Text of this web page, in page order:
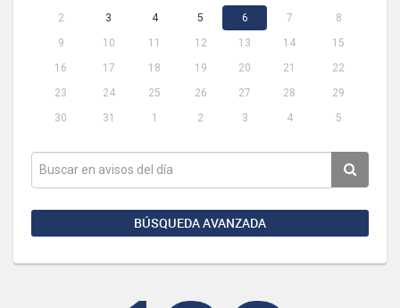
2
3 4 5 6 7
8
9
10 11 12 13 14
15
16
17 18 19 20 21
22
23
24 25 26 27 28
29
30
31 1 2 3 4 5
BÚSQUEDA AVANZADA